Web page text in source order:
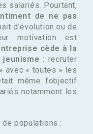
salariés. Pourtant,
de ne pas
d’évolution ou de
motivation est
cède à la
: recruter
avec « toutes » les
même l’objectif
notamment les
populations :